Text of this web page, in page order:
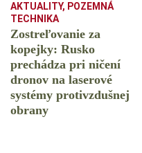
AKTUALITY, POZEMNÁ
TECHNIKA
Zostreľovanie za
kopejky: Rusko
prechádza pri ničení
dronov na laserové
systémy protivzdušnej
obrany